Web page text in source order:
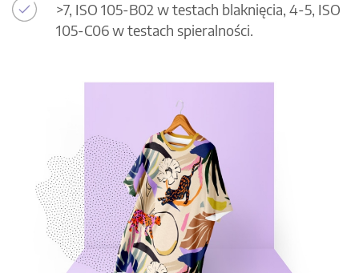
>7, ISO 105-B02 w testach blaknięcia, 4-5, ISO
105-C06 w testach spieralności.